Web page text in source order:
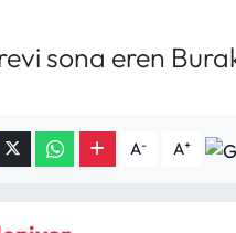
sona eren
A- A+